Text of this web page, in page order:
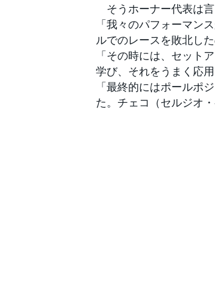
そうホーナー代表は言
「我々のパフォーマン
ルでのレースを敗北し
「その時には、セット
学び、それをうまく応
「最終的にはポールポ
た。チェコ（セルジオ